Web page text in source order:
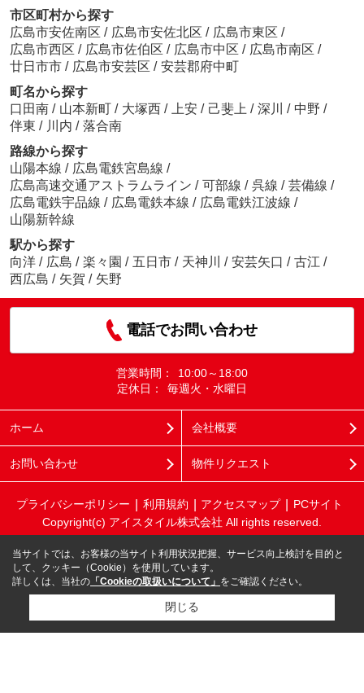
市区町村から探す
広島市安佐南区 / 広島市安佐北区 / 広島市東区 /
広島市西区 / 広島市佐伯区 / 広島市中区 / 広島市南区 /
廿日市市 / 広島市安芸区 / 安芸郡府中町
町名から探す
口田南 / 山本新町 / 大塚西 / 上安 / 己斐上 / 深川 / 中野 /
伴東 / 川内 / 落合南
路線から探す
山陽本線 / 広島電鉄宮島線 /
広島高速交通アストラムライン / 可部線 / 呉線 / 芸備線 /
広島電鉄宇品線 / 広島電鉄本線 / 広島電鉄江波線 /
山陽新幹線
駅から探す
向洋 / 広島 / 楽々園 / 五日市 / 天神川 / 安芸矢口 / 古江 /
西広島 / 矢賀 / 矢野
電話でお問い合わせ
営業時間：
10:00～18:00
定休日：
毎週火・水曜日
ホーム 会社概要
お問い合わせ 物件リクエスト
プライバシーポリシー 利用規約 アクセスマップ
PCサイト
Copyright(c) アイスタイル株式会社 All rights reserved.
当サイトでは、お客様の当サイト利用状況把握、サービス向上検討を目的と
して、クッキー（Cookie）を使用しています。
詳しくは、当社の 「Cookieの取扱いについて」 をご確認ください。
閉じる